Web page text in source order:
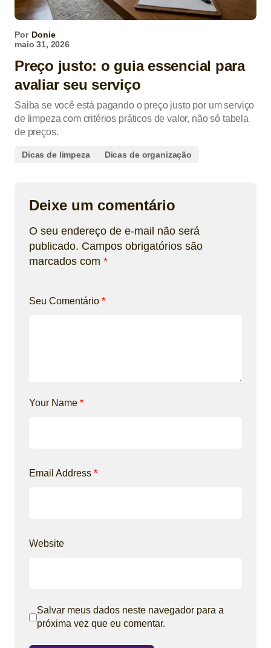
Por Donie
maio 31, 2026
Preço justo: o guia essencial para
avaliar seu serviço
Saiba se você está pagando o preço justo por um serviço
de limpeza com critérios práticos de valor, não só tabela
de preços.
Dicas de limpeza Dicas de organização
Deixe um comentário
O seu endereço de e-mail não será
publicado. Campos obrigatórios são
marcados com *
Seu Comentário *
Your Name *
Email Address *
Website
Salvar meus dados neste navegador para a
próxima vez que eu comentar.